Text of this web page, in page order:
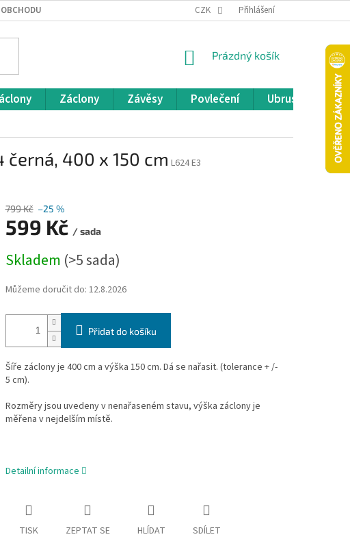
OBCHODNÍ PODMÍNKY
CZK Přihlášení
NÁKUPNÍ
Prázdný košík
Záclony Závěsy Povlečení Ubrusy
černá, 400 x 150 cm L624 E3
799 Kč –25 %
599 Kč / sada
cena:
Skladem (>5 sada)
Můžeme doručit do: 12.8.2026
Přidat do košíku
Šíře záclony je 400 cm a výška 150 cm. Dá se nařasit. (tolerance + /-
5 cm).
Rozměry jsou uvedeny v nenařaseném stavu, výška záclony je
měřena v nejdelším místě.
Detailní informace
TISK ZEPTAT SE HLÍDAT SDÍLET